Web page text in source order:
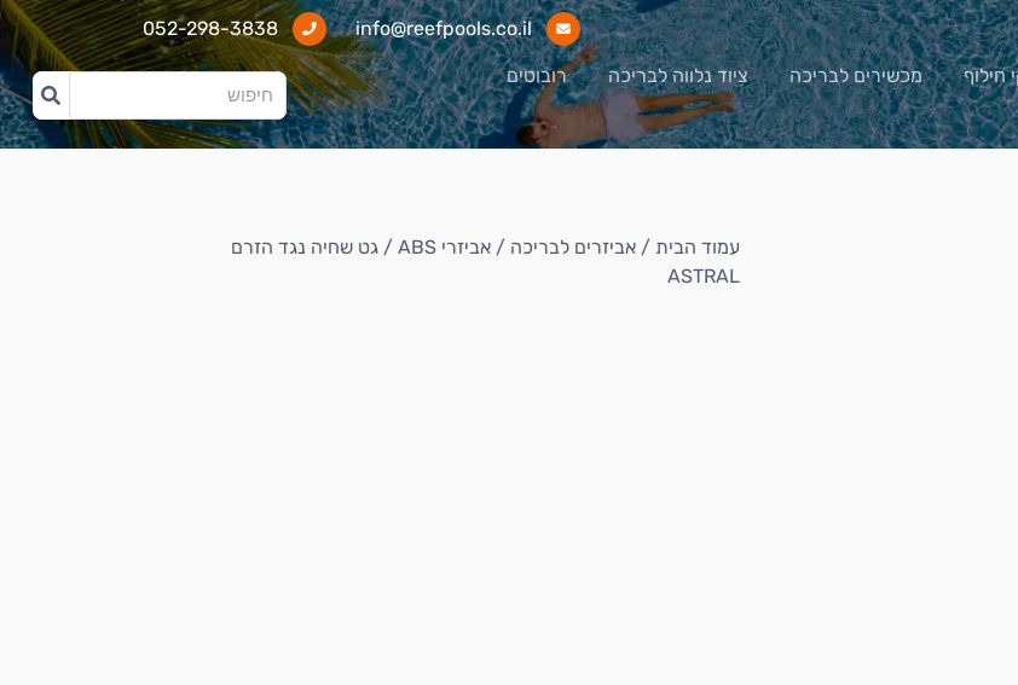
info@reefpools.co.il
052-298-3838
חילוף מכשירים לבריכה ציוד נלווה לבריכה רובוטים
עמוד הבית / אביזרים לבריכה / אביזרי ABS
/ גט שחיה נגד הזרם
ASTRAL